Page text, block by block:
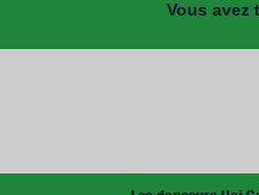
Vous avez